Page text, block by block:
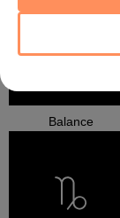
Balance